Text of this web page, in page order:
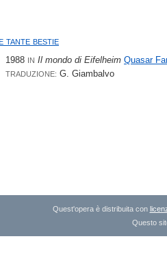
tante bestie
1988 IN Il mondo di Eifelheim Quasar
TRADUZIONE: G. Giambalvo
Quest'opera è distribuita con
Questo